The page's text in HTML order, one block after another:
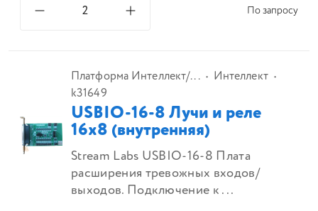
По запросу
Платформа Интеллект/...
Интеллект
k31649
USBIO-16-8 Лучи и реле
16x8 (внутренняя)
Stream Labs USBIO-16-8 Плата
расширения тревожных входов/
выходов. Подключение к ...